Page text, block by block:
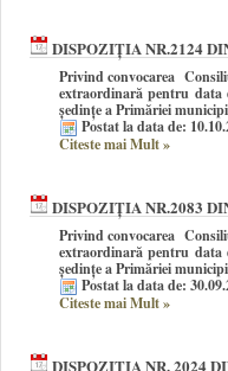
DISPOZIȚIA NR.2124
Privind convocarea
extraordinară pentru data
ședințe a Primăriei
Postat la data de:
Citeste mai Mult»
DISPOZIȚIA NR.2083
Privind convocarea
extraordinară pentru data
ședințe a Primăriei
Postat la data de:
Citeste mai Mult»
DISPOZIȚIA NR. 2024